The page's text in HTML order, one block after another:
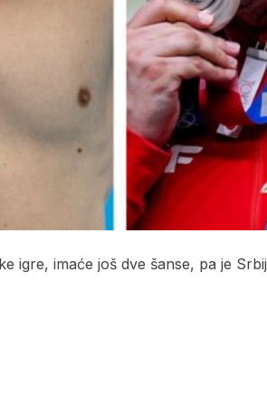
igre, imaće još dve šanse, pa je